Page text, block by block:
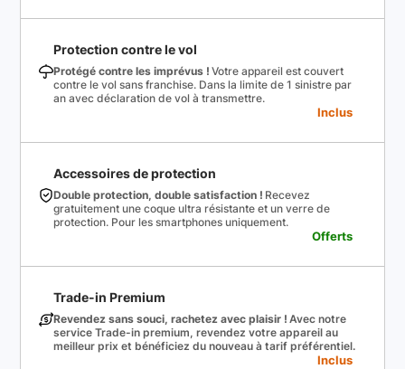
Protection contre le vol
Protégé contre les imprévus ! Votre appareil est couvert
contre le vol sans franchise. Dans la limite de 1 sinistre par
an avec déclaration de vol à transmettre.
Inclus
Accessoires de protection
Double protection, double satisfaction ! Recevez
gratuitement une coque ultra résistante et un verre de
protection. Pour les smartphones uniquement.
Offerts
Trade-in Premium
Revendez sans souci, rachetez avec plaisir ! Avec notre
service Trade-in premium, revendez votre appareil au
meilleur prix et bénéficiez du nouveau à tarif préférentiel.
Inclus